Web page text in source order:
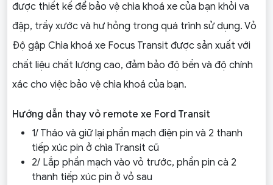
được thiết kế để bảo vệ chìa khoá xe của bạn khỏi va
đập, trầy xước và hư hỏng trong quá trình sử dụng. Vỏ
Độ gập Chìa khoá xe Focus Transit được sản xuất với
chất liệu chất lượng cao, đảm bảo độ bền và độ chính
xác cho việc bảo vệ chìa khoá của bạn.
Hướng dẫn thay vỏ remote xe Ford Transit
1/ Tháo và giữ lại phần mạch điện pin và 2 thanh
tiếp xúc pin ở chìa Transit cũ
2/ Lắp phần mạch vào vỏ trước, phần pin cà 2
thanh tiếp xúc pin ở vỏ sau